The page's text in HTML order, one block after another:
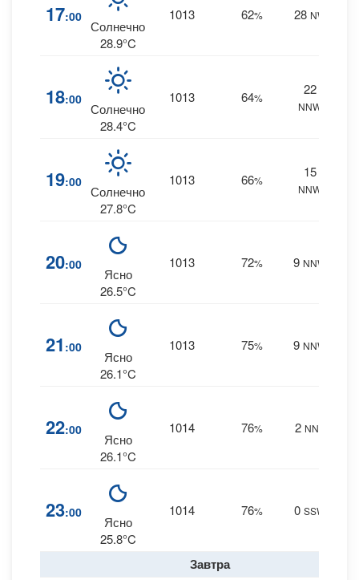
17:00
Солнечно
28.9°C
1013 62% 28 NW
18:00
Солнечно
28.4°C
1013 64%
22
NNW
19:00
Солнечно
27.8°C
1013 66%
15
NNW
20:00
Ясно
26.5°C
1013 72% 9 NNW
21 :00
Ясно
26.1°C
1013 75% 9 NNW
22:00
Ясно
26.1°C
1014 76% 2 NNE
23:00
Ясно
25.8°C
1014 76% 0 SSW
Завтра